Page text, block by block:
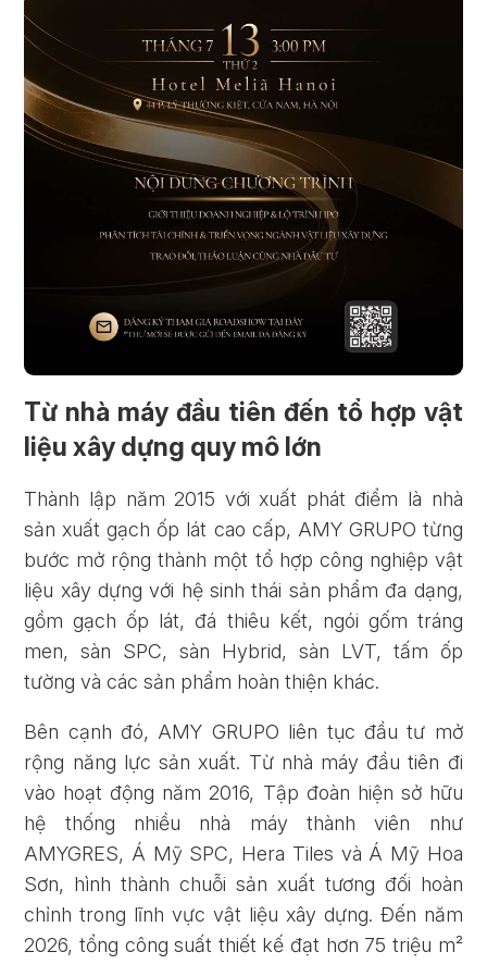
Từ nhà máy đầu tiên đến tổ hợp vật
liệu xây dựng quy mô lớn
Thành lập năm 2015 với xuất phát điểm là nhà
sản xuất gạch ốp lát cao cấp, AMY GRUPO từng
bước mở rộng thành một tổ hợp công nghiệp vật
liệu xây dựng với hệ sinh thái sản phẩm đa dạng,
gồm gạch ốp lát, đá thiêu kết, ngói gốm tráng
men, sàn SPC, sàn Hybrid, sàn LVT, tấm ốp
tường và các sản phẩm hoàn thiện khác.
Bên cạnh đó, AMY GRUPO liên tục đầu tư mở
rộng năng lực sản xuất. Từ nhà máy đầu tiên đi
vào hoạt động năm 2016, Tập đoàn hiện sở hữu
hệ thống nhiều nhà máy thành viên như
AMYGRES, Á Mỹ SPC, Hera Tiles và Á Mỹ Hoa
Sơn, hình thành chuỗi sản xuất tương đối hoàn
chỉnh trong lĩnh vực vật liệu xây dựng. Đến năm
2026, tổng công suất thiết kế đạt hơn 75 triệu m²